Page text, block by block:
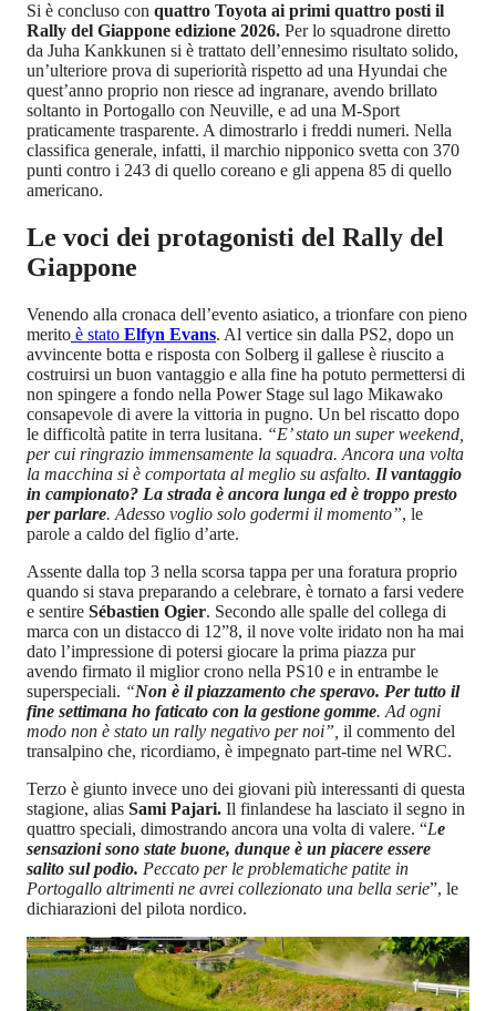
Si è concluso con quattro Toyota ai primi quattro posti il
Rally del Giappone edizione 2026. Per lo squadrone diretto
da Juha Kankkunen si è trattato dell’ennesimo risultato solido,
un’ulteriore prova di superiorità rispetto ad una Hyundai che
quest’anno proprio non riesce ad ingranare, avendo brillato
soltanto in Portogallo con Neuville, e ad una M-Sport
praticamente trasparente. A dimostrarlo i freddi numeri. Nella
classifica generale, infatti, il marchio nipponico svetta con 370
punti contro i 243 di quello coreano e gli appena 85 di quello
americano.
Le voci dei protagonisti del Rally del
Giappone
Venendo alla cronaca dell’evento asiatico, a trionfare con pieno
merito è stato Elfyn Evans. Al vertice sin dalla PS2, dopo un
avvincente botta e risposta con Solberg il gallese è riuscito a
costruirsi un buon vantaggio e alla fine ha potuto permettersi di
non spingere a fondo nella Power Stage sul lago Mikawako
consapevole di avere la vittoria in pugno. Un bel riscatto dopo
le difficoltà patite in terra lusitana. “E’ stato un super weekend,
per cui ringrazio immensamente la squadra. Ancora una volta
la macchina si è comportata al meglio su asfalto. Il vantaggio
in campionato? La strada è ancora lunga ed è troppo presto
per parlare. Adesso voglio solo godermi il momento”, le
parole a caldo del figlio d’arte.
Assente dalla top 3 nella scorsa tappa per una foratura proprio
quando si stava preparando a celebrare, è tornato a farsi vedere
e sentire Sébastien Ogier. Secondo alle spalle del collega di
marca con un distacco di 12”8, il nove volte iridato non ha mai
dato l’impressione di potersi giocare la prima piazza pur
avendo firmato il miglior crono nella PS10 e in entrambe le
superspeciali. “Non è il piazzamento che speravo. Per tutto il
fine settimana ho faticato con la gestione gomme. Ad ogni
modo non è stato un rally negativo per noi”, il commento del
transalpino che, ricordiamo, è impegnato part-time nel WRC.
Terzo è giunto invece uno dei giovani più interessanti di questa
stagione, alias Sami Pajari. Il finlandese ha lasciato il segno in
quattro speciali, dimostrando ancora una volta di valere. “Le
sensazioni sono state buone, dunque è un piacere essere
salito sul podio. Peccato per le problematiche patite in
Portogallo altrimenti ne avrei collezionato una bella serie”, le
dichiarazioni del pilota nordico.